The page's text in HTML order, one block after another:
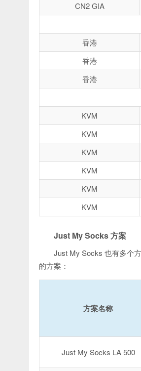
CN2 GIA
香港
香港
香港
KVM
KVM
KVM
KVM
KVM
KVM
Just My Socks 方案
Just My Socks 也有多个
的方案：
方案名称
Just My Socks LA 500